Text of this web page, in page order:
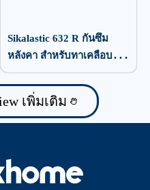
Sikalastic 632 R กันซึม
หลังคา สำหรับทาเคลือบ
ป้องกันน้ำรั่วซึม
เพิ่มเติม